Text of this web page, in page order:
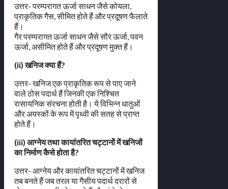
उत्तर- परम्परागत ऊर्जा साधन जैसे कोयला,
प्राकृतिक गैस, सीमित होते हैं और प्रदूषण फैलाते
हैं।
गैर परम्परागत ऊर्जा साधन जैसे सौर ऊर्जा, पवन
ऊर्जा, असीमित होते हैं और प्रदूषण मुक्त हैं।
(ii) खनिज क्या हैं?
उत्तर- खनिज एक प्राकृतिक रूप से पाए जाने
वाले ठोस पदार्थ हैं जिनकी एक निश्चित
रासायनिक संरचना होती है। ये विभिन्न धातुओं
और अयस्कों के रूप में पृथ्वी की सतह से प्राप्त
होते हैं।
(iii) आग्नेय तथा कायांतरित चट्टानों में खनिजों
का निर्माण कैसे होता है?
उत्तर- आग्नेय और कायांतरित चट्टानों में खनिज
तब बनते हैं जब तरल या गैसीय पदार्थ दरारों से